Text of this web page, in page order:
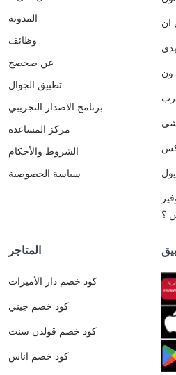
المدونة
وظائف
عن صحصح
تطبيق الجوال
برنامج الاصدار التجريبي
مركز المساعدة
الشروط والأحكام
سياسة الخصوصية
ون
؟
المتاجر
كود خصم دار الأميرات
كود خصم جيني
كود خصم قولدن سنت
كود خصم اناس